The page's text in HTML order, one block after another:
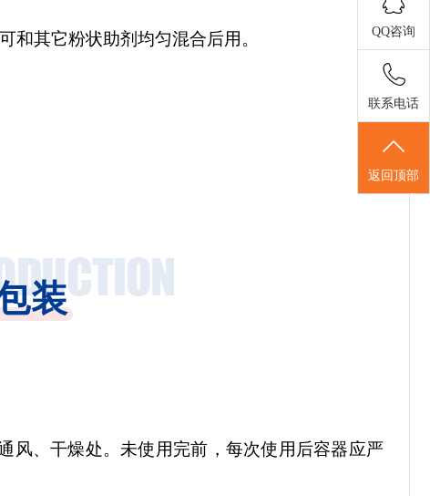
和其它粉状助剂均匀混合后用。
装
风、干燥处。未使用完前，每次使用后容器应严
QQ咨询
联系电话
返回顶部